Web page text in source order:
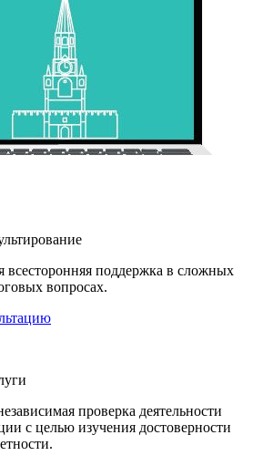
всесторонняя поддержка в сложных
вопросах.
проверка деятельности
с целью изучения достоверности